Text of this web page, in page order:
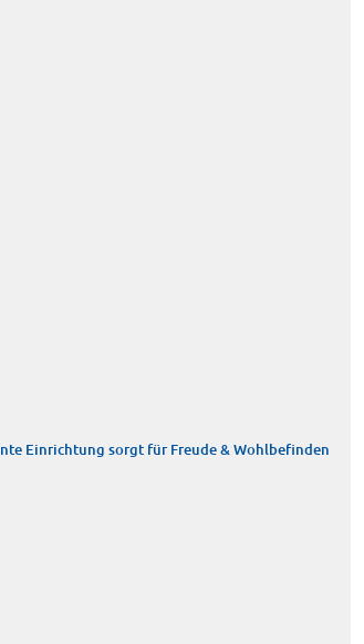
Einrichtung sorgt für Freude & Wohlbefinden